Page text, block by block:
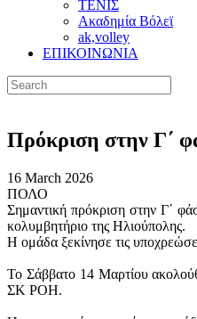
ΤΕΝΙΣ
Ακαδημία Βόλεϊ
ak,volley
ΕΠΙΚΟΙΝΩΝΙΑ
Πρόκριση στην Γ΄
16 March 2026
ΠΟΛΟ
Σημαντική πρόκριση στην Γ΄
κολυμβητήριο της Ηλιούπολης.
Η ομάδα ξεκίνησε τις
Το Σάββατο 14 Μαρτίου
ΣΚ ΡΟΗ.